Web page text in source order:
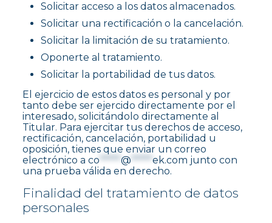
Solicitar acceso a los datos almacenados.
Solicitar una rectificación o la cancelación.
Solicitar la limitación de su tratamiento.
Oponerte al tratamiento.
Solicitar la portabilidad de tus datos.
El ejercicio de estos datos es personal y por
tanto debe ser ejercido directamente por el
interesado, solicitándolo directamente al
Titular. Para ejercitar tus derechos de acceso,
rectificación, cancelación, portabilidad u
oposición, tienes que enviar un correo
electrónico a co*****@*****ek.com junto con
una prueba válida en derecho.
Finalidad del tratamiento de datos
personales